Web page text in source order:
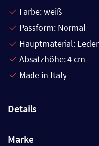
Farbe: weiß
Passform: Normal
Hauptmaterial: Leder
Absatzhöhe: 4 cm
Made in Italy
Details
Marke